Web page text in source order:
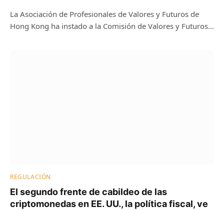
La Asociación de Profesionales de Valores y Futuros de
Hong Kong ha instado a la Comisión de Valores y Futuros…
REGULACIÓN
El segundo frente de cabildeo de las
criptomonedas en EE. UU., la política fiscal, ve